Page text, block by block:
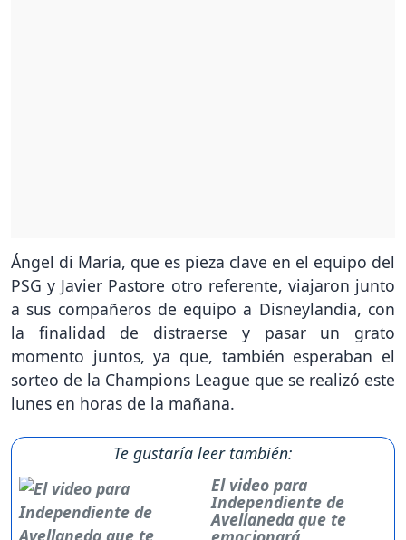
Ángel di María, que es pieza clave en el equipo del
PSG y Javier Pastore otro referente, viajaron junto
a sus compañeros de equipo a Disneylandia, con
la finalidad de distraerse y pasar un grato
momento juntos, ya que, también esperaban el
sorteo de la Champions League que se realizó este
lunes en horas de la mañana.
Te gustaría leer también:
El video para
Independiente de
Avellaneda que te